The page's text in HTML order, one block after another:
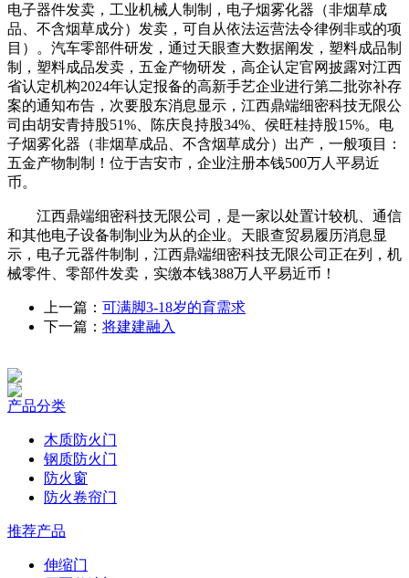
电子器件发卖，工业机械人制制，电子烟雾化器（非烟草成
品、不含烟草成分）发卖，可自从依法运营法令律例非或的项
目）。汽车零部件研发，通过天眼查大数据阐发，塑料成品制
制，塑料成品发卖，五金产物研发，高企认定官网披露对江西
省认定机构2024年认定报备的高新手艺企业进行第二批弥补存
案的通知布告，次要股东消息显示，江西鼎端细密科技无限公
司由胡安青持股51%、陈庆良持股34%、侯旺桂持股15%。电
子烟雾化器（非烟草成品、不含烟草成分）出产，一般项目：
五金产物制制！位于吉安市，企业注册本钱500万人平易近
币。
江西鼎端细密科技无限公司，是一家以处置计较机、通信
和其他电子设备制制业为从的企业。天眼查贸易履历消息显
示，电子元器件制制，江西鼎端细密科技无限公司正在列，机
械零件、零部件发卖，实缴本钱388万人平易近币！
上一篇： 可满脚3-18岁的育需求
下一篇： 将建建融入
产品分类
木质防火门
钢质防火门
防火窗
防火卷帘门
推荐产品
伸缩门